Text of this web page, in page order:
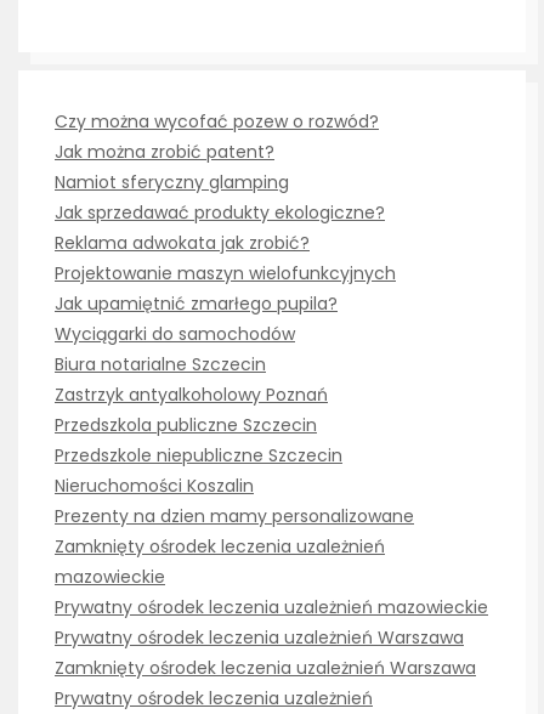
Czy można wycofać pozew o rozwód?
Jak można zrobić patent?
Namiot sferyczny glamping
Jak sprzedawać produkty ekologiczne?
Reklama adwokata jak zrobić?
Projektowanie maszyn wielofunkcyjnych
Jak upamiętnić zmarłego pupila?
Wyciągarki do samochodów
Biura notarialne Szczecin
Zastrzyk antyalkoholowy Poznań
Przedszkola publiczne Szczecin
Przedszkole niepubliczne Szczecin
Nieruchomości Koszalin
Prezenty na dzien mamy personalizowane
Zamknięty ośrodek leczenia uzależnień
mazowieckie
Prywatny ośrodek leczenia uzależnień mazowieckie
Prywatny ośrodek leczenia uzależnień Warszawa
Zamknięty ośrodek leczenia uzależnień Warszawa
Prywatny ośrodek leczenia uzależnień